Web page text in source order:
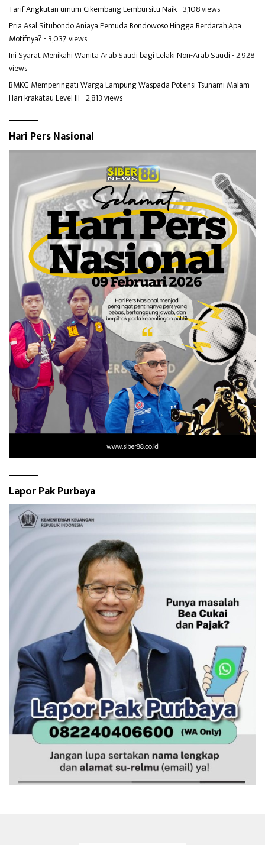
Tarif Angkutan umum Cikembang Lembursitu Naik- 3,108 views
Pria Asal Situbondo Aniaya Pemuda Bondowoso Hingga Berdarah,Apa
Motifnya?- 3,037 views
Ini Syarat Menikahi Wanita Arab Saudi bagi Lelaki Non-Arab Saudi- 2,928
views
BMKG Memperingati Warga Lampung Waspada Potensi Tsunami Malam
Hari krakatau Level III- 2,813 views
Hari Pers Nasional
Lapor Pak Purbaya